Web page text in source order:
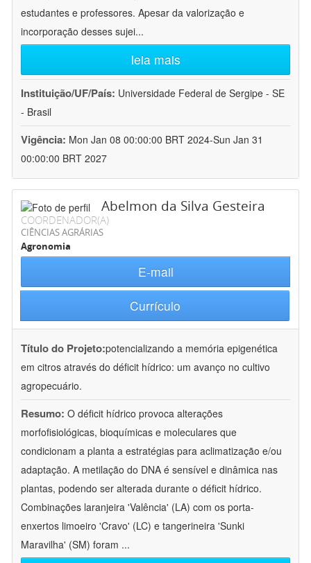
estudantes e professores. Apesar da valorização e
incorporação desses sujei...
leia mais
Instituição/UF/País: Universidade Federal de Sergipe - SE
- Brasil
Vigência: Mon Jan 08 00:00:00 BRT 2024-Sun Jan 31
00:00:00 BRT 2027
Abelmon da Silva Gesteira
COORDENADOR(A)
CIÊNCIAS AGRÁRIAS
Agronomia
E-mail
Currículo
Título do Projeto:potencializando a memória epigenética
em citros através do déficit hídrico: um avanço no cultivo
agropecuário.
Resumo: O déficit hídrico provoca alterações
morfofisiológicas, bioquímicas e moleculares que
condicionam a planta a estratégias para aclimatização e/ou
adaptação. A metilação do DNA é sensível e dinâmica nas
plantas, podendo ser alterada durante o déficit hídrico.
Combinações laranjeira 'Valência' (LA) com os porta-
enxertos limoeiro 'Cravo' (LC) e tangerineira 'Sunki
Maravilha' (SM) foram ...